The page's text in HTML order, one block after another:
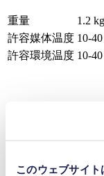
このウェブサイ
重量 1.2 kg
許容媒体温度 10-40
許容環境温度 10-40
ロー